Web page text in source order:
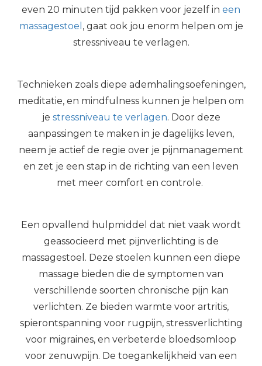
even 20 minuten tijd pakken voor jezelf in een
massagestoel , gaat ook jou enorm helpen om je
stressniveau te verlagen.
Technieken zoals diepe ademhalingsoefeningen,
meditatie, en mindfulness kunnen je helpen om
je stressniveau te verlagen. Door deze
aanpassingen te maken in je dagelijks leven,
neem je actief de regie over je pijnmanagement
en zet je een stap in de richting van een leven
met meer comfort en controle.
Een opvallend hulpmiddel dat niet vaak wordt
geassocieerd met pijnverlichting is de
massagestoel. Deze stoelen kunnen een diepe
massage bieden die de symptomen van
verschillende soorten chronische pijn kan
verlichten. Ze bieden warmte voor artritis,
spierontspanning voor rugpijn, stressverlichting
voor migraines, en verbeterde bloedsomloop
voor zenuwpijn. De toegankelijkheid van een